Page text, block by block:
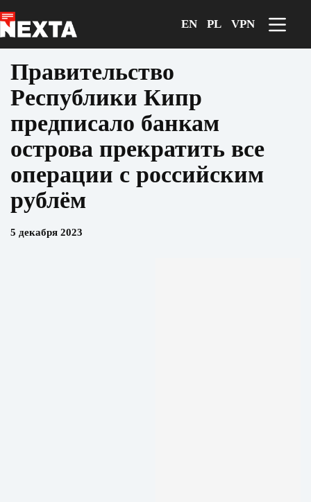
к
сути
EN PL VPN
Правительство
Республики Кипр
предписало банкам
острова прекратить все
операции с российским
рублём
5 декабря 2023